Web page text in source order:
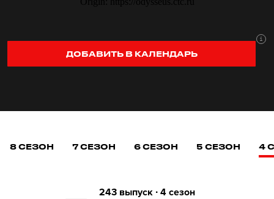
ДОБАВИТЬ В КАЛЕНДАРЬ
8 СЕЗОН 7 СЕЗОН 6 СЕЗОН 5 СЕЗОН 4
243 выпуск ∙ 4 сезон